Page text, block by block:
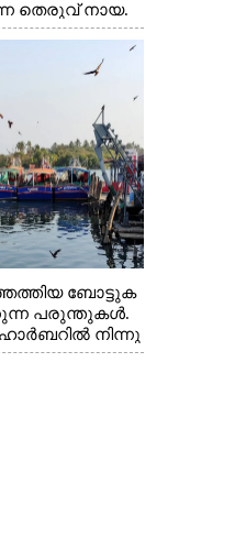
തെരുവ് നായ.
നിന്നുള്ള
ബോട്ടുക
പരുന്തുകൾ.
നിന്നു